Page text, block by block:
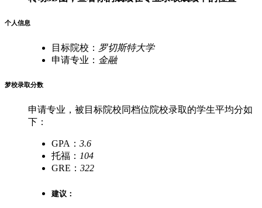
个人信息
目标院校： 罗切斯特大学
申请专业： 金融
梦校录取分数
申请专业，被目标院校同档位院校录取的学生平均分如
下：
GPA： 3.6
托福： 104
GRE： 322
建议：